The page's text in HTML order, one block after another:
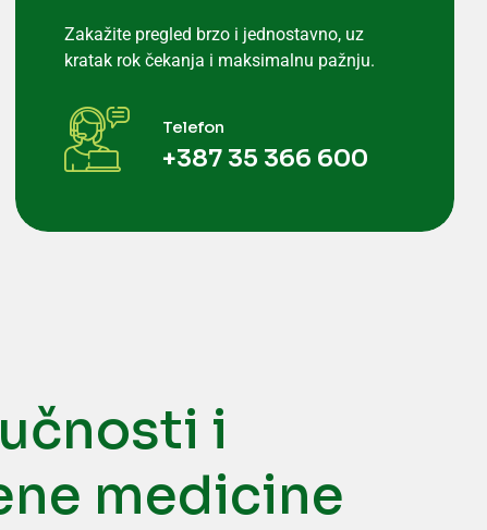
Zakažite pregled brzo i jednostavno, uz
kratak rok čekanja i maksimalnu pažnju.
Telefon
+387 35 366 600
i
medicine